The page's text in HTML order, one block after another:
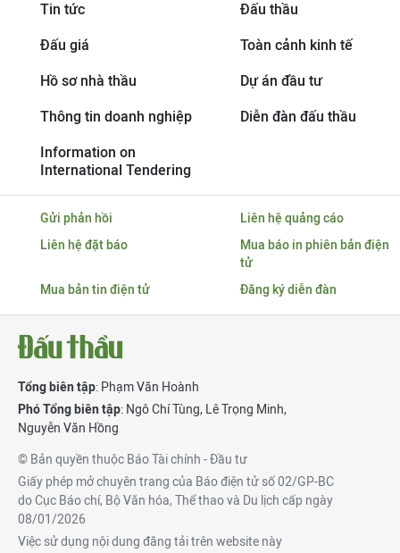
Tin tức Đấu thầu
Đấu giá Toàn cảnh kinh tế
Hồ sơ nhà thầu Dự án đầu tư
Thông tin doanh nghiệp Diễn đàn đấu thầu
Information on
International Tendering
Gửi phản hồi
Liên hệ quảng cáo
Liên hệ đặt báo
Mua báo in phiên bản điện
tử
Mua bản tin điện tử
Đăng ký diễn đàn
Tổng biên tập: Phạm Văn Hoành
Phó Tổng biên tập: Ngô Chí Tùng, Lê Trọng Minh,
Nguyễn Văn Hồng
© Bản quyền thuộc Báo Tài chính - Đầu tư
Giấy phép mở chuyên trang của Báo điện tử số 02/GP-BC
do Cục Báo chí, Bộ Văn hóa, Thể thao và Du lịch cấp ngày
08/01/2026
Việc sử dụng nội dung đăng tải trên website này